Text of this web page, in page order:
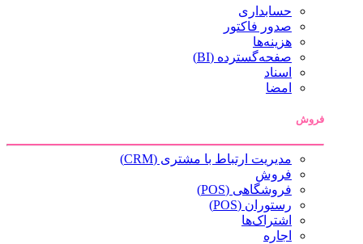
حسابداری
صدور فاکتور
هزینه‌ها
صفحه‌گسترده (BI)
اسناد
امضا
فروش
مدیریت ارتباط با مشتری (CRM)
فروش
فروشگاهی (POS)
رستوران (POS)
اشتراک‌ها
اجاره